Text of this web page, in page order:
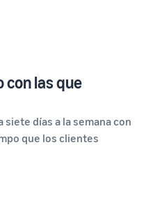
con las que
días a la semana con
que los clientes